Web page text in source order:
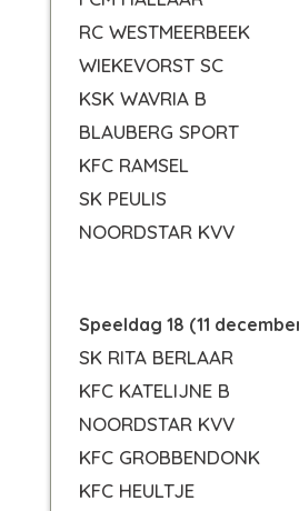
RC WESTMEERBEEK
WIEKEVORST SC
KSK WAVRIA B
BLAUBERG SPORT
KFC RAMSEL
SK PEULIS
NOORDSTAR KVV
Speeldag 18 (11
SK RITA BERLAAR
KFC KATELIJNE B
NOORDSTAR KVV
KFC GROBBENDONK
KFC HEULTJE